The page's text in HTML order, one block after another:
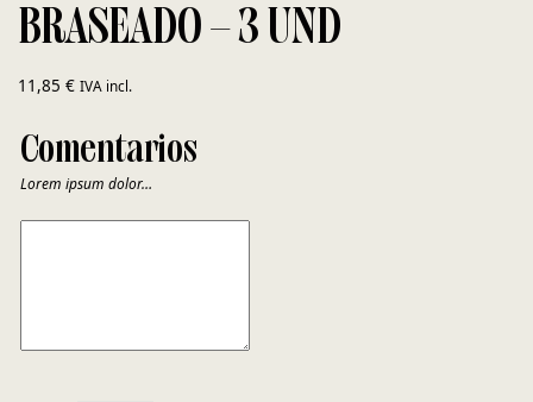
BRASEADO – 3 UND
11,85 € IVA incl.
Comentarios
Lorem ipsum dolor…